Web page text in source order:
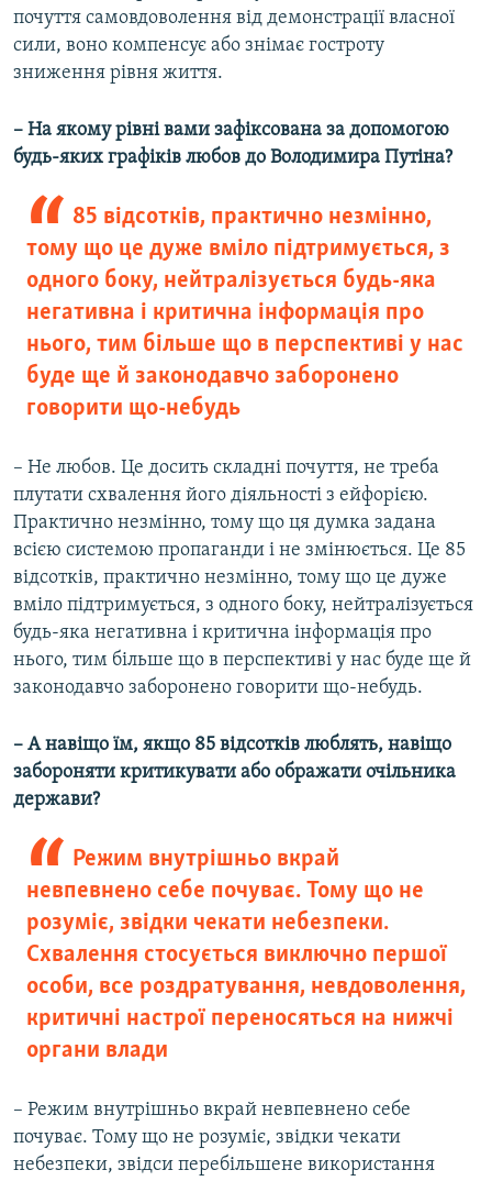
почуття самовдоволення від демонстрації власної
сили, воно компенсує або знімає гостроту
зниження рівня життя.
– На якому рівні вами зафіксована за допомогою
будь-яких графіків любов до Володимира Путіна?
85 відсотків, практично незмінно,
тому що це дуже вміло підтримується, з
одного боку, нейтралізується будь-яка
негативна і критична інформація про
нього, тим більше що в перспективі у нас
буде ще й законодавчо заборонено
говорити що-небудь
– Не любов. Це досить складні почуття, не треба
плутати схвалення його діяльності з ейфорією.
Практично незмінно, тому що ця думка задана
всією системою пропаганди і не змінюється. Це 85
відсотків, практично незмінно, тому що це дуже
вміло підтримується, з одного боку, нейтралізується
будь-яка негативна і критична інформація про
нього, тим більше що в перспективі у нас буде ще й
законодавчо заборонено говорити що-небудь.
– А навіщо їм, якщо 85 відсотків люблять, навіщо
забороняти критикувати або ображати очільника
держави?
Режим внутрішньо вкрай
невпевнено себе почуває. Тому що не
розуміє, звідки чекати небезпеки.
Схвалення стосується виключно першої
особи, все роздратування, невдоволення,
критичні настрої переносяться на нижчі
органи влади
– Режим внутрішньо вкрай невпевнено себе
почуває. Тому що не розуміє, звідки чекати
небезпеки, звідси перебільшене використання